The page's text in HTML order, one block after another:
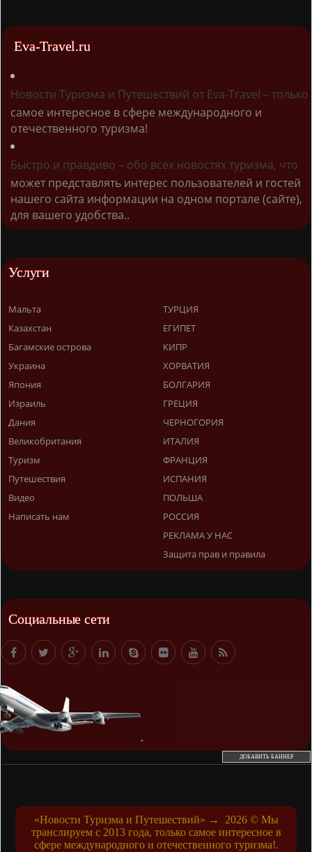
Eva-Travel.ru
Новости Туризма и Путешествий от Eva-Travel – только
самое интересное в сфере международного и
отечественного туризма!
Быстро и правдиво – обо всех новостях туризма, что
может представлять интерес пользователей и гостей
нашего сайта информации на одном портале (сайте),
для вашего удобства..
Услуги
Мальта
Казахстан
Багамские острова
Украина
Япония
Израиль
Дания
Великобритания
Туризм
Путешествия
Видео
Написать нам
ТУРЦИЯ
ЕГИПЕТ
КИПР
ХОРВАТИЯ
БОЛГАРИЯ
ГРЕЦИЯ
ЧЕРНОГОРИЯ
ИТАЛИЯ
ФРАНЦИЯ
ИСПАНИЯ
ПОЛЬША
РОССИЯ
РЕКЛАМА У НАС
Защита прав и правила
Социальные сети
ДОБАВИТЬ БАННЕР
«Новости Туризма и Путешествий» → 2026© Мы
транслируем с 2013 года, только самое интересное в
сфере международного и отечественного туризма!.